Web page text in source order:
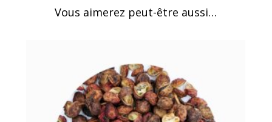
Vous aimerez peut-être aussi…